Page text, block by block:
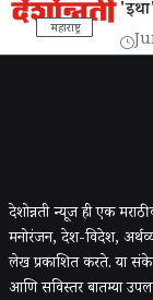
महाराष्ट्र
देशोन्नती न्यूज ही एक
मनोरंजन, देश-विदेश,
लेख प्रकाशित करते. या
आणि सविस्तर बातम्या